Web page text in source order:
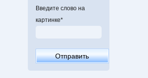
Введите слово на
картинке*